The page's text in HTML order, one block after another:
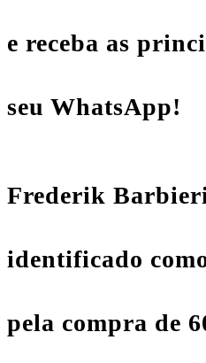
e receba as
seu WhatsApp!
Frederik
identificado
pela compra de